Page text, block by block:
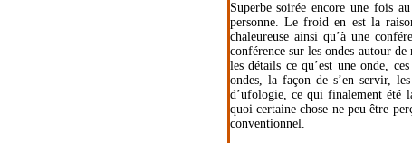
Superbe soirée encore une fois
personne. Le froid en est la
chaleureuse ainsi qu’à une
conférence sur les ondes autour
les détails ce qu’est une onde,
ondes, la façon de s’en servir,
d’ufologie, ce qui finalement été
quoi certaine chose ne peu être
conventionnel.